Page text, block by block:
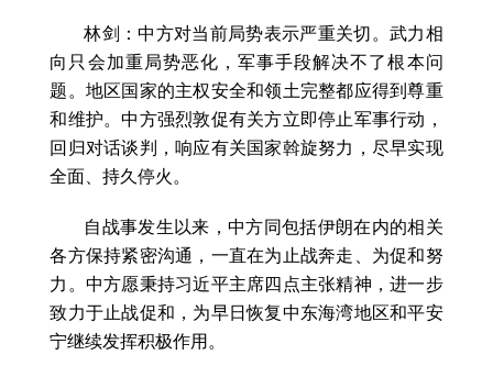
林剑：中方对当前局势表示严重关切。武力相
向只会加重局势恶化，军事手段解决不了根本问
题。地区国家的主权安全和领土完整都应得到尊重
和维护。中方强烈敦促有关方立即停止军事行动，
回归对话谈判，响应有关国家斡旋努力，尽早实现
全面、持久停火。
自战事发生以来，中方同包括伊朗在内的相关
各方保持紧密沟通，一直在为止战奔走、为促和努
力。中方愿秉持习近平主席四点主张精神，进一步
致力于止战促和，为早日恢复中东海湾地区和平安
宁继续发挥积极作用。